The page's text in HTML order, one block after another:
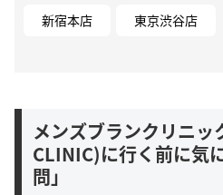
新宿本店 東京渋谷店
メンズブランクリニッ
CLINIC)に行く前に気
問」